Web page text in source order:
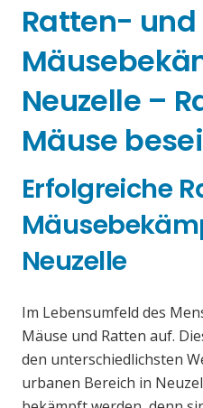
Ratten- und
Neuzelle –
Mäuse
Erfolgreiche
Neuzelle
Im Lebensumfeld des
Mäuse und Ratten auf.
den unterschiedlichsten
urbanen Bereich in